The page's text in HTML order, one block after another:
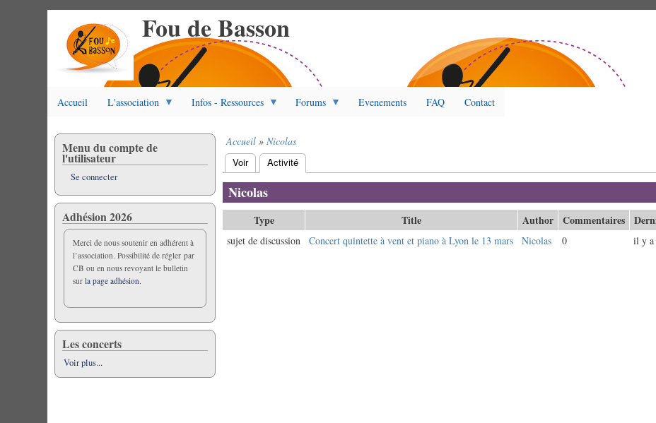
Fou de Basson
Accueil L'association Infos - Ressources Forums Evenements FAQ Contact
Fil
d'Ariane
Accueil Nicolas
Onglets
principaux
Voir Activité
Nicolas
Type Title Author Commentaires
sujet de discussion Concert quintette à vent et piano à Lyon le 13 mars Nicolas 0 il y a
Menu du compte de
l'utilisateur
Se connecter
Adhésion 2026
Merci de nous soutenir en adhérent à
l’association. Possibilité de régler par
CB ou en nous revoyant le bulletin
surla page adhésion.
Les concerts
Voir plus...